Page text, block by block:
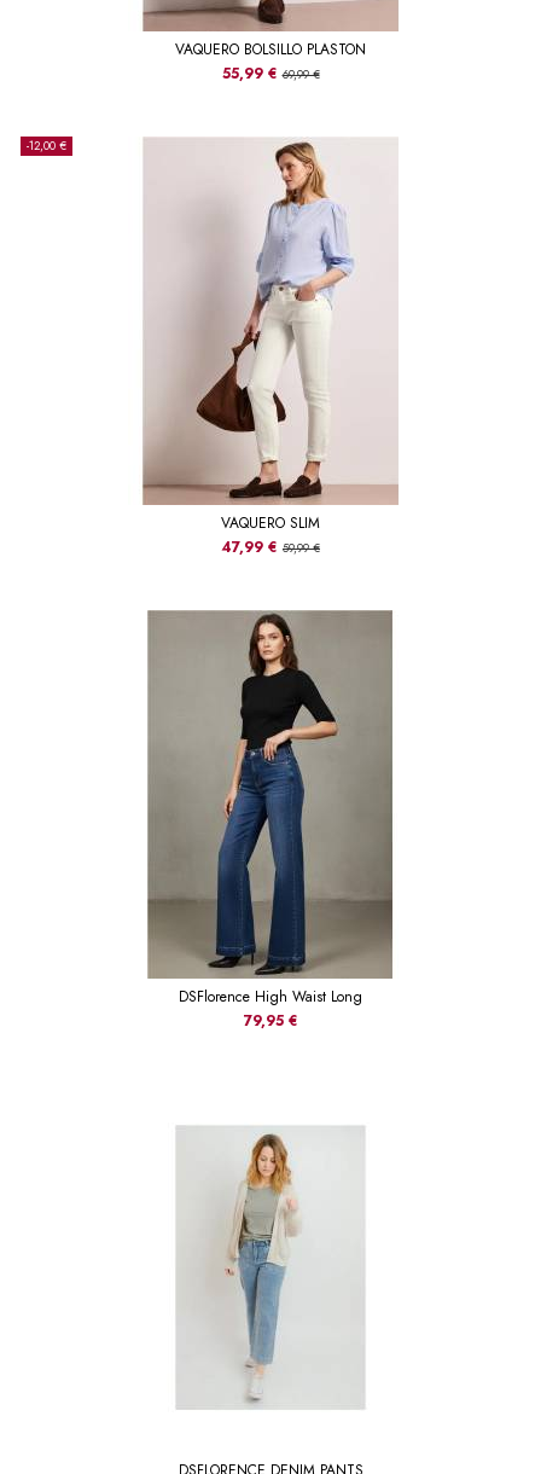
VAQUERO BOLSILLO PLASTON
55,99 € 69,99 €
-12,00 €
VAQUERO SLIM
47,99 € 59,99 €
DSFlorence High Waist Long
79,95 €